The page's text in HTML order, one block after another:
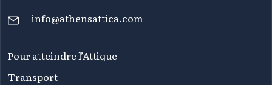
info@athensattica.com
Pour atteindre l’Attique
Transport